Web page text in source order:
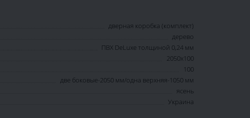
дверная коробка (комплект)
дерево
ПВХ DeLuxe толщиной 0,24 мм
2050х100
100
две боковые-2050 мм/одна верхняя-1050 мм
ясень
Украина